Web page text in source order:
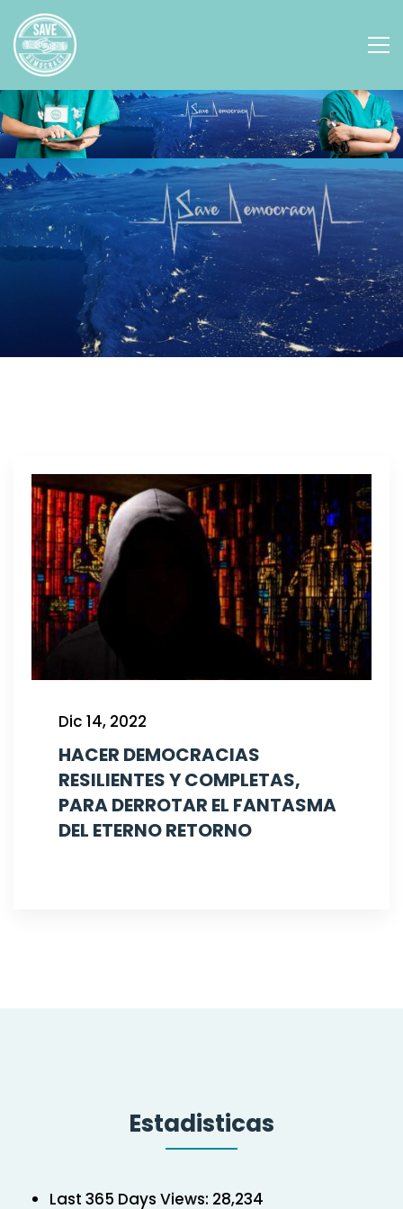
Dic 14, 2022
HACER DEMOCRACIAS
RESILIENTES Y COMPLETAS,
PARA DERROTAR EL FANTASMA
DEL ETERNO RETORNO
Estadisticas
Last 365 Days Views: 28,234